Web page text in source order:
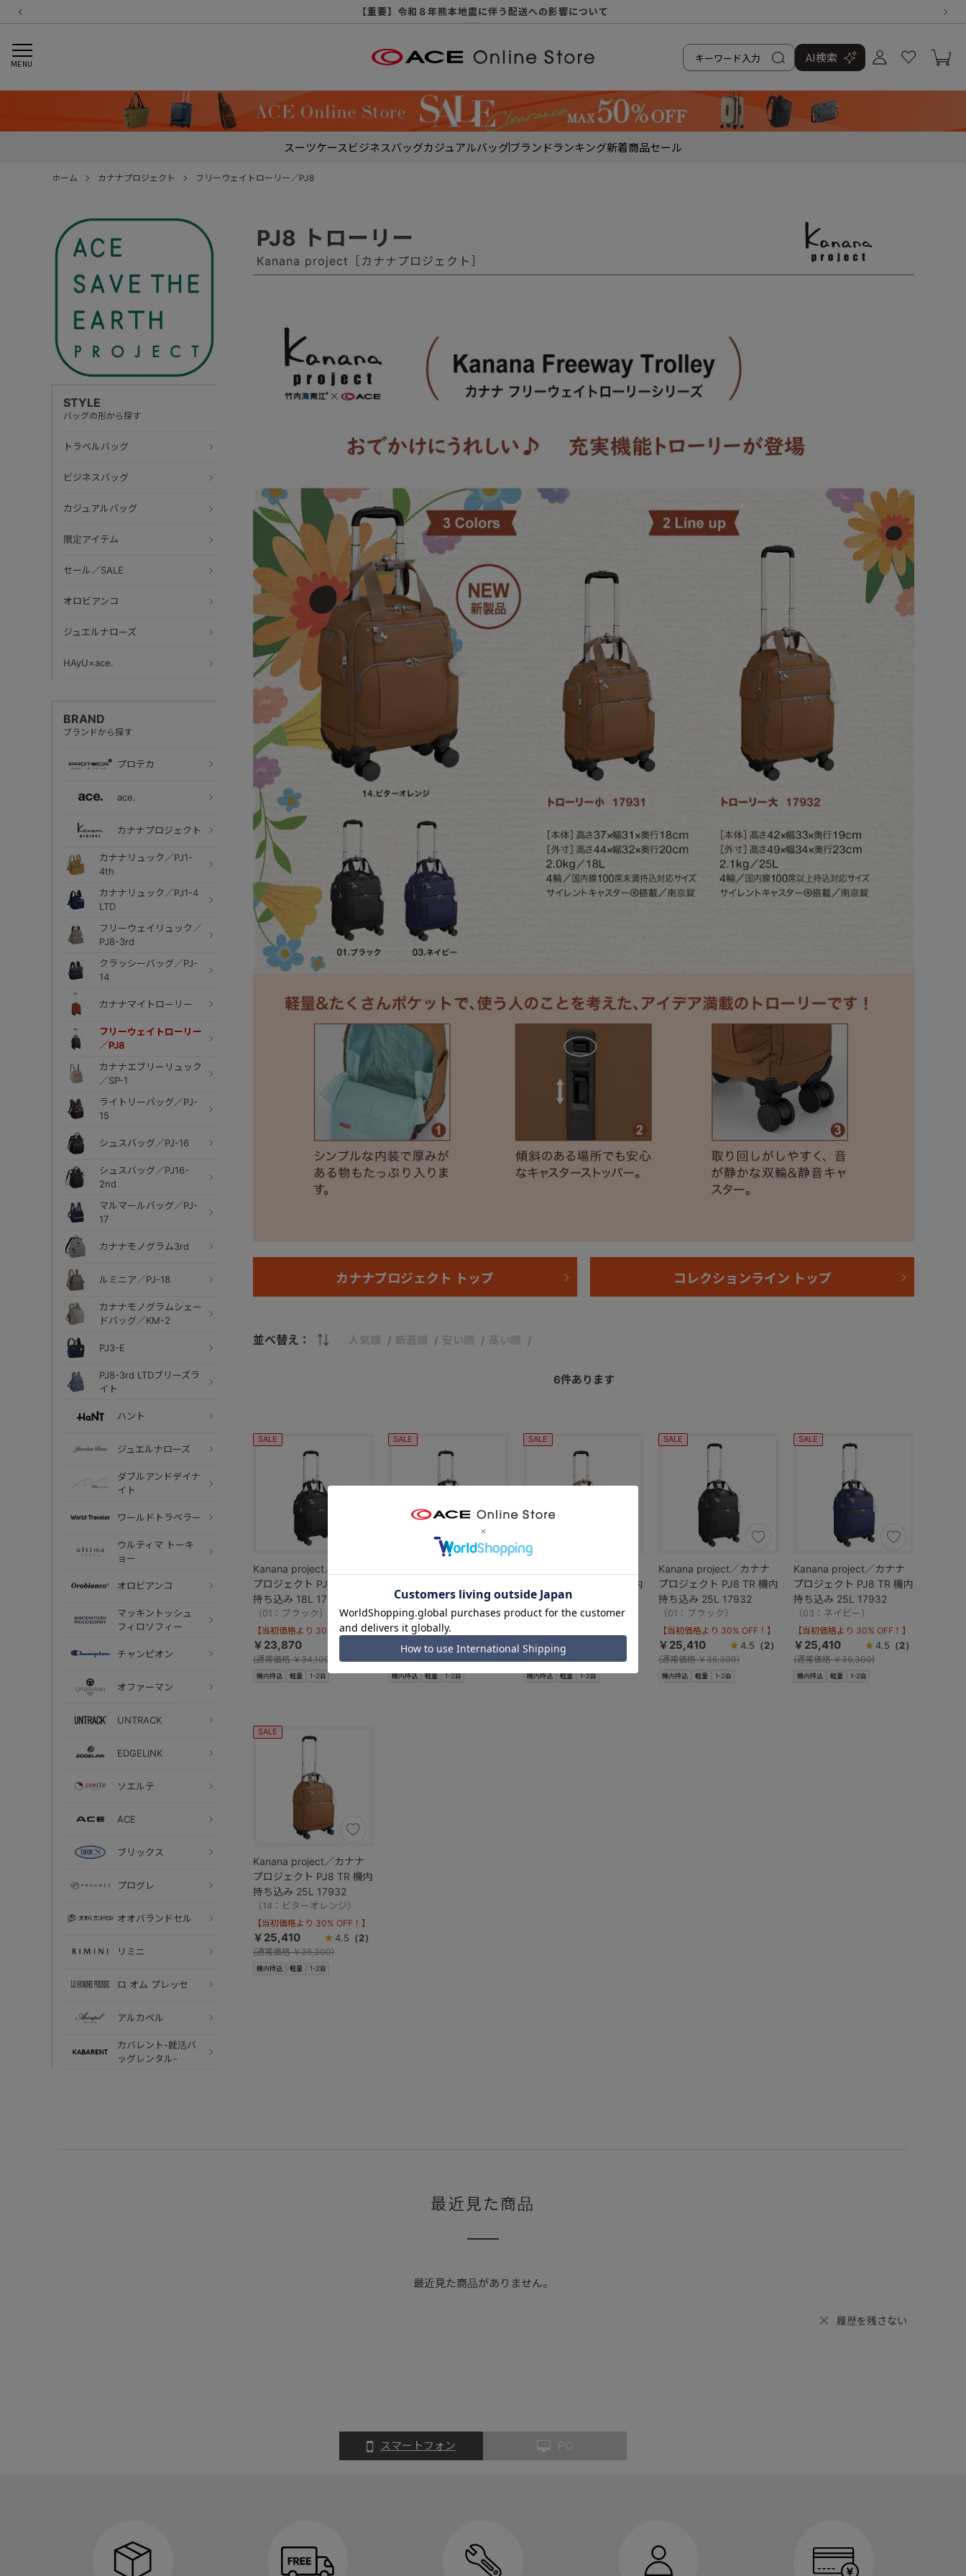
【重要】令和８年熊本地震に伴う配送への影響について
【重要】納品書・領収書ペーパーレス化（電子化）のお知らせ
【重要】天候不良や交通状況・物量増等に伴う配送への影響について
【重要】悪質な詐欺サイトにご注意ください
【重要】各種メールが届かない場合に関しまして
【重要】お問い合わせのご対応に関しまして
【重要】SNSのなりすまし詐欺にご注意ください
MENU AI検索
スーツケースビジネスバッグカジュアルバッグブランドランキング新着商品セール
ホーム カナナプロジェクト フリーウェイトローリー／PJ8
STYLE
バッグの形から探す
トラベルバッグ
ビジネスバッグ
カジュアルバッグ
限定アイテム
セール／SALE
オロビアンコ
ジュエルナローズ
HAyU×ace.
BRAND
ブランドから探す
プロテカ
ace.
カナナプロジェクト
カナナリュック／PJ1-
4th
カナナリュック／PJ1-4
LTD
フリーウェイリュック／
PJ8-3rd
クラッシーバッグ／PJ-
14
カナナマイトローリー
フリーウェイトローリー
／PJ8
カナナエブリーリュック
／SP-1
ライトリーバッグ／PJ-
15
シュスバッグ／PJ-16
シュスバッグ／PJ16-
2nd
マルマールバッグ／PJ-
17
カナナモノグラム3rd
ルミニア／PJ-18
カナナモノグラムシェー
ドバッグ／KM-2
PJ3-E
PJ8-3rd LTDブリーズラ
イト
ハント
ジュエルナローズ
ダブルアンドデイナ
イト
ワールドトラベラー
ウルティマ トーキ
ョー
オロビアンコ
マッキントッシュ
フィロソフィー
チャンピオン
オファーマン
UNTRACK
EDGELINK
ソエルテ
ACE
ブリックス
プログレ
オオバランドセル
リミニ
ロ オム プレッセ
アルカペル
カバレント-就活バ
ッグレンタル-
PJ8 トローリー
Kanana project［カナナプロジェクト］
カナナプロジェクト トップ コレクションライン トップ
並べ替え： 人気順 新着順 安い順 高い順
6件あります
Kanana project／カナナ
プロジェクト PJ8 TR 機内
持ち込み 18L 17931
（01：ブラック）
SALE
機内持込 軽量 1-2泊
【当初価格より 30% OFF！】
￥23,870
(通常価格￥34,100)
持ち込み 18L 17931
（03：ネイビー）
SALE
機内持込 軽量 1-2泊
【当初価格より 30% OFF！】
￥23,870
プロジェクト PJ8 TR 機内
持ち込み 18L 17931
（14：ビターオレンジ）
SALE
機内持込 軽量 1-2泊
￥23,870
通常価格 ￥34,100)
Kanana project／カナナ
プロジェクト PJ8 TR 機内
持ち込み 25L 17932
（01：ブラック）
SALE
機内持込 軽量 1-2泊
【当初価格より 30% OFF！】
￥25,410
(通常価格￥36,300)
4.5 （2）
Kanana project／カナナ
プロジェクト PJ8 TR 機内
持ち込み 25L 17932
（03：ネイビー）
SALE
機内持込 軽量 1-2泊
【当初価格より 30% OFF！】
￥25,410
(通常価格￥36,300)
4.5 （2）
Kanana project／カナナ
プロジェクト PJ8 TR 機内
持ち込み 25L 17932
（14：ビターオレンジ）
SALE
機内持込 軽量 1-2泊
【当初価格より 30% OFF！】
￥25,410
(通常価格￥36,300)
4.5 （2）
最近見た商品
最近見た商品がありません。
履歴を残さない
スマートフォン PC